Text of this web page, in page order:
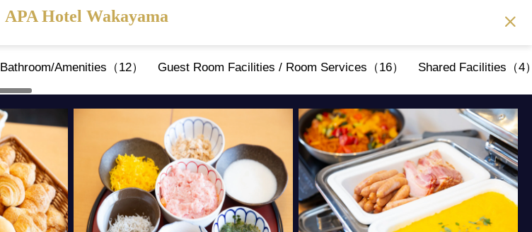
APA Hotel Wakayama
Bathroom/Amenities（12） Guest Room Facilities / Room Services（16） Shared Facilities（4